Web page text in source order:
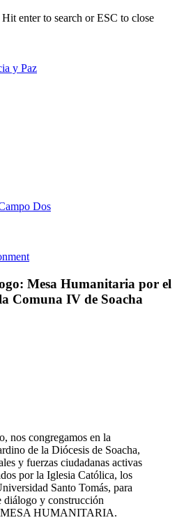
Hit enter to search or ESC to close
y Paz
Dos
Mesa Humanitaria por el
Comuna IV de Soacha
nos congregamos en la
de la Diócesis de Soacha,
y fuerzas ciudadanas activas
por la Iglesia Católica, los
Santo Tomás, para
diálogo y construcción
MESA HUMANITARIA.